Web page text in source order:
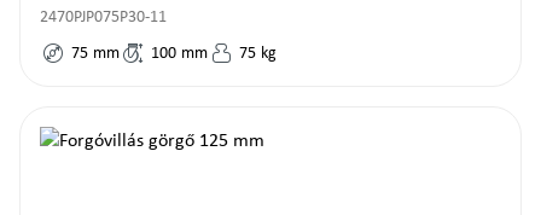
2470PJP075P30-11
75 mm 100 mm 75 kg